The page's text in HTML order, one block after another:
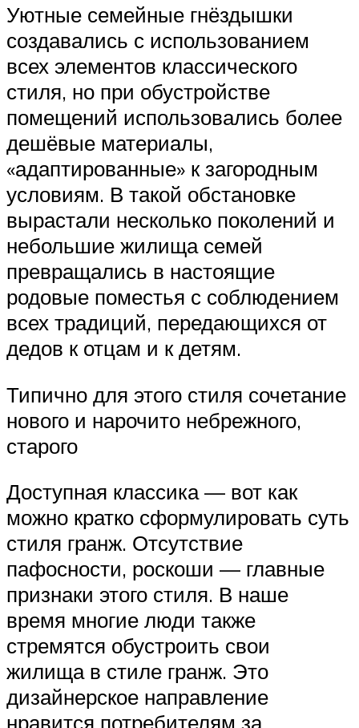
Уютные семейные гнёздышки
создавались с использованием
всех элементов классического
стиля, но при обустройстве
помещений использовались более
дешёвые материалы,
«адаптированные» к загородным
условиям. В такой обстановке
вырастали несколько поколений и
небольшие жилища семей
превращались в настоящие
родовые поместья с соблюдением
всех традиций, передающихся от
дедов к отцам и к детям.
Типично для этого стиля сочетание
нового и нарочито небрежного,
старого
Доступная классика — вот как
можно кратко сформулировать суть
стиля гранж. Отсутствие
пафосности, роскоши — главные
признаки этого стиля. В наше
время многие люди также
стремятся обустроить свои
жилища в стиле гранж. Это
дизайнерское направление
нравится потребителям за